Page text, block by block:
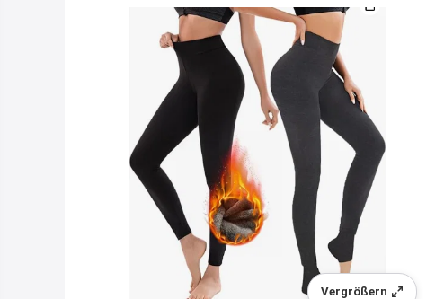
Vergrößern